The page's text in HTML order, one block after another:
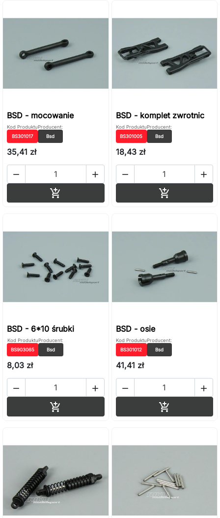
BSD - mocowanie
Kod Produktu
BS301017
Producent:
Bsd
35,41 zł
 

BSD - komplet zwrotnic
Kod Produktu
BS301005
Producent:
Bsd
18,43 zł
 

BSD - 6*10 śrubki
Kod Produktu
BS903065
Producent:
Bsd
8,03 zł
 

BSD - osie
Kod Produktu
BS301012
Producent:
Bsd
41,41 zł
 
